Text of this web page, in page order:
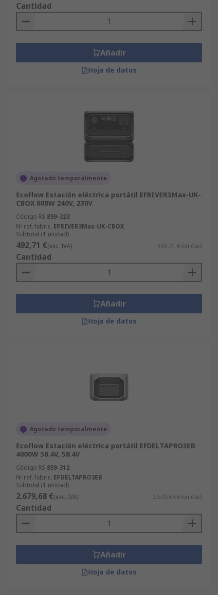
Cantidad
Añadir
Hoja de datos
Agotado temporalmente
EcoFlow Estación eléctrica portátil EFRIVER3Max-UK-
CBOX 600W 240V, 230V
Código RS 859-323
Nº ref. fabric. EFRIVER3Max-UK-CBOX
Subtotal (1 unidad)
492,71 €(exc. IVA) 492,71 €/unidad
Cantidad
Añadir
Hoja de datos
Agotado temporalmente
EcoFlow Estación eléctrica portátil EFDELTAPRO3EB
4000W 58.4V, 58.4V
Código RS 859-312
Nº ref. fabric. EFDELTAPRO3EB
Subtotal (1 unidad)
2.679,68 €(exc. IVA) 2.679,68 €/unidad
Cantidad
Añadir
Hoja de datos